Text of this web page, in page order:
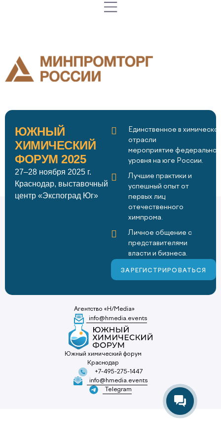
ЮЖНЫЙ
ХИМИЧЕСКИЙ
ФОРУМ 2025
27–28 ноября 2025 г.
Краснодар, выставочный
центр «Экспоград Юг»
Единственное в
отрасли
мероприятие
уровня на юге России.
Лучшие практики и
успешный опыт от
первых лиц
отечественного
химпрома.
Личное общение с
представителями
власти и бизнеса.
ЗАРЕГИСТРИРОВАТЬСЯ
Агентство «H/Media»
info@hmedia.events
Южный химический форум
Краснодар
+7-495-275-1447
info@hmedia.events
Telegram